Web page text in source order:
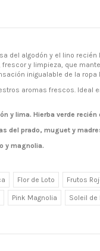
del algodón y el lino recién
frescor y limpieza, que
inigualable de la ropa
aromas frescos. Ideal
y lima. Hierba verde recién
del prado, muguet y
y magnolia.
Flor de Loto Frutos
Pink Magnolia Soleil de